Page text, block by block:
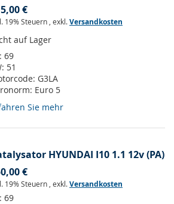
€
19% Steuern , exkl.Versandkosten
auf Lager
69
51
G3LA
Euro 5
Sie mehr
HYUNDAI I10 1.1 12v (PA)
€
19% Steuern , exkl.Versandkosten
69